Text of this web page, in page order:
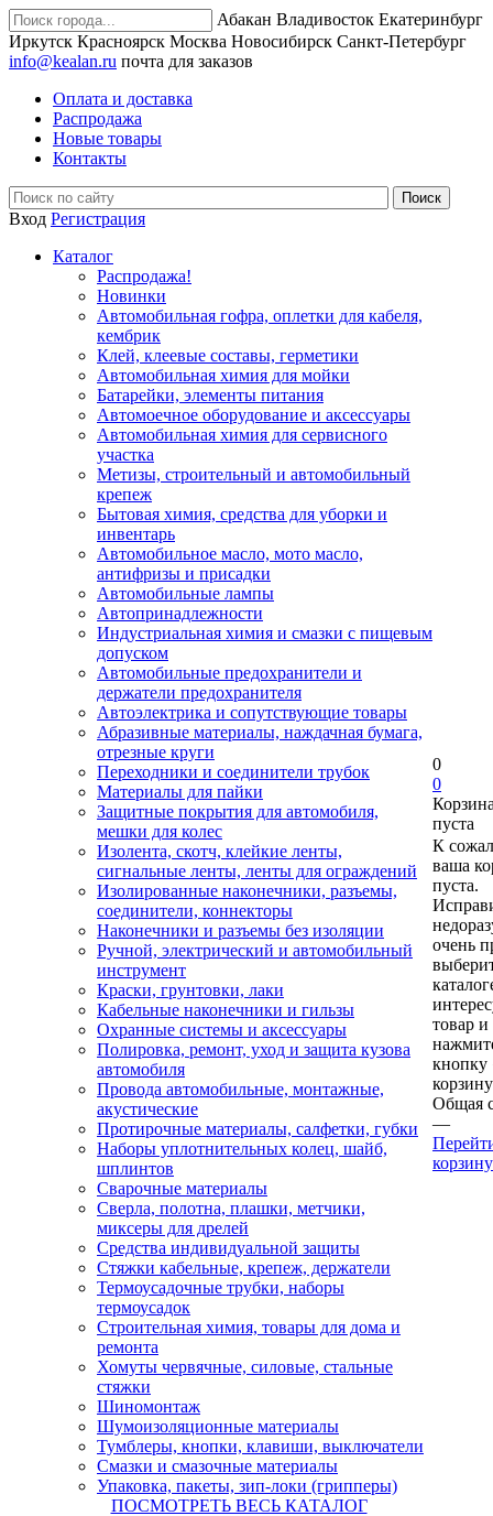
Абакан Владивосток Екатеринбург
Иркутск Красноярск Москва Новосибирск Санкт-Петербург
info@kealan.ru почта для заказов
Оплата и доставка
Распродажа
Новые товары
Контакты
Вход Регистрация
Каталог
Распродажа!
Новинки
Автомобильная гофра, оплетки для кабеля,
кембрик
Клей, клеевые составы, герметики
Автомобильная химия для мойки
Батарейки, элементы питания
Автомоечное оборудование и аксессуары
Автомобильная химия для сервисного
участка
Метизы, строительный и автомобильный
крепеж
Бытовая химия, средства для уборки и
инвентарь
Автомобильное масло, мото масло,
антифризы и присадки
Автомобильные лампы
Автопринадлежности
Индустриальная химия и смазки с пищевым
допуском
Автомобильные предохранители и
держатели предохранителя
Автоэлектрика и сопутствующие товары
Абразивные материалы, наждачная бумага,
отрезные круги
Переходники и соединители трубок
Материалы для пайки
Защитные покрытия для автомобиля,
мешки для колес
Изолента, скотч, клейкие ленты,
сигнальные ленты, ленты для ограждений
Изолированные наконечники, разъемы,
соединители, коннекторы
Наконечники и разъемы без изоляции
Ручной, электрический и автомобильный
инструмент
Краски, грунтовки, лаки
Кабельные наконечники и гильзы
Охранные системы и аксессуары
Полировка, ремонт, уход и защита кузова
автомобиля
Провода автомобильные, монтажные,
акустические
Протирочные материалы, салфетки, губки
Наборы уплотнительных колец, шайб,
шплинтов
Сварочные материалы
Сверла, полотна, плашки, метчики,
миксеры для дрелей
Средства индивидуальной защиты
Стяжки кабельные, крепеж, держатели
Термоусадочные трубки, наборы
термоусадок
Строительная химия, товары для дома и
ремонта
Хомуты червячные, силовые, стальные
стяжки
Шиномонтаж
Шумоизоляционные материалы
Тумблеры, кнопки, клавиши, выключатели
Смазки и смазочные материалы
Упаковка, пакеты, зип-локи (грипперы)
ПОСМОТРЕТЬ ВЕСЬ КАТАЛОГ
0
0
пуста
К
ваша
пуста.
очень
товар и
кнопку
Общая
—
корзину